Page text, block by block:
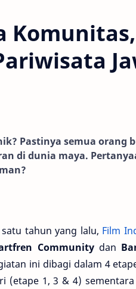
Komunitas,
Pastinya semua orang
di dunia maya.
tahun yang lalu, Film
Communitydan
ini dibagi dalam 4
(etape 1, 3 & 4)